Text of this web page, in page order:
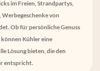
im Freien, Strandpartys,
von
Ob für persönliche Genuss
Kühler eine
Lösung bieten, die den
entspricht.